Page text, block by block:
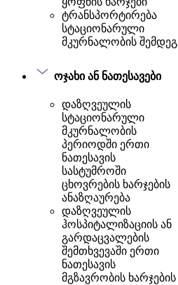
ტრანსპორტირება
სტაციონარული
მკურნალობის შემდეგ
ოჯახი ან ნათესავები
დაზღვეულის
სტაციონარული
მკურნალობის
პერიოდში ერთი
ნათესავის
სასტუმროში
ცხოვრების ხარჯების
ანაზღაურება
დაზღვეულის
ჰოსპიტალიზაციის ან
გარდაცვალების
შემთხვევაში ერთი
ნათესავის
მგზავრობის ხარჯების